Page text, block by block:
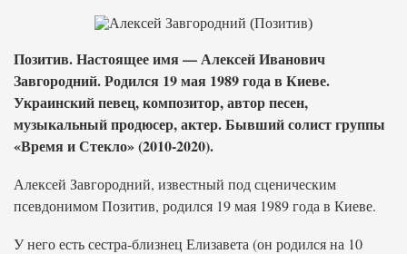
Позитив. Настоящее имя — Алексей Иванович
Завгородний. Родился 19 мая 1989 года в Киеве.
Украинский певец, композитор, автор песен,
музыкальный продюсер, актер. Бывший солист группы
«Время и Стекло» (2010-2020).
Алексей Завгородний, известный под сценическим
псевдонимом Позитив, родился 19 мая 1989 года в Киеве.
У него есть сестра-близнец Елизавета (он родился на 10